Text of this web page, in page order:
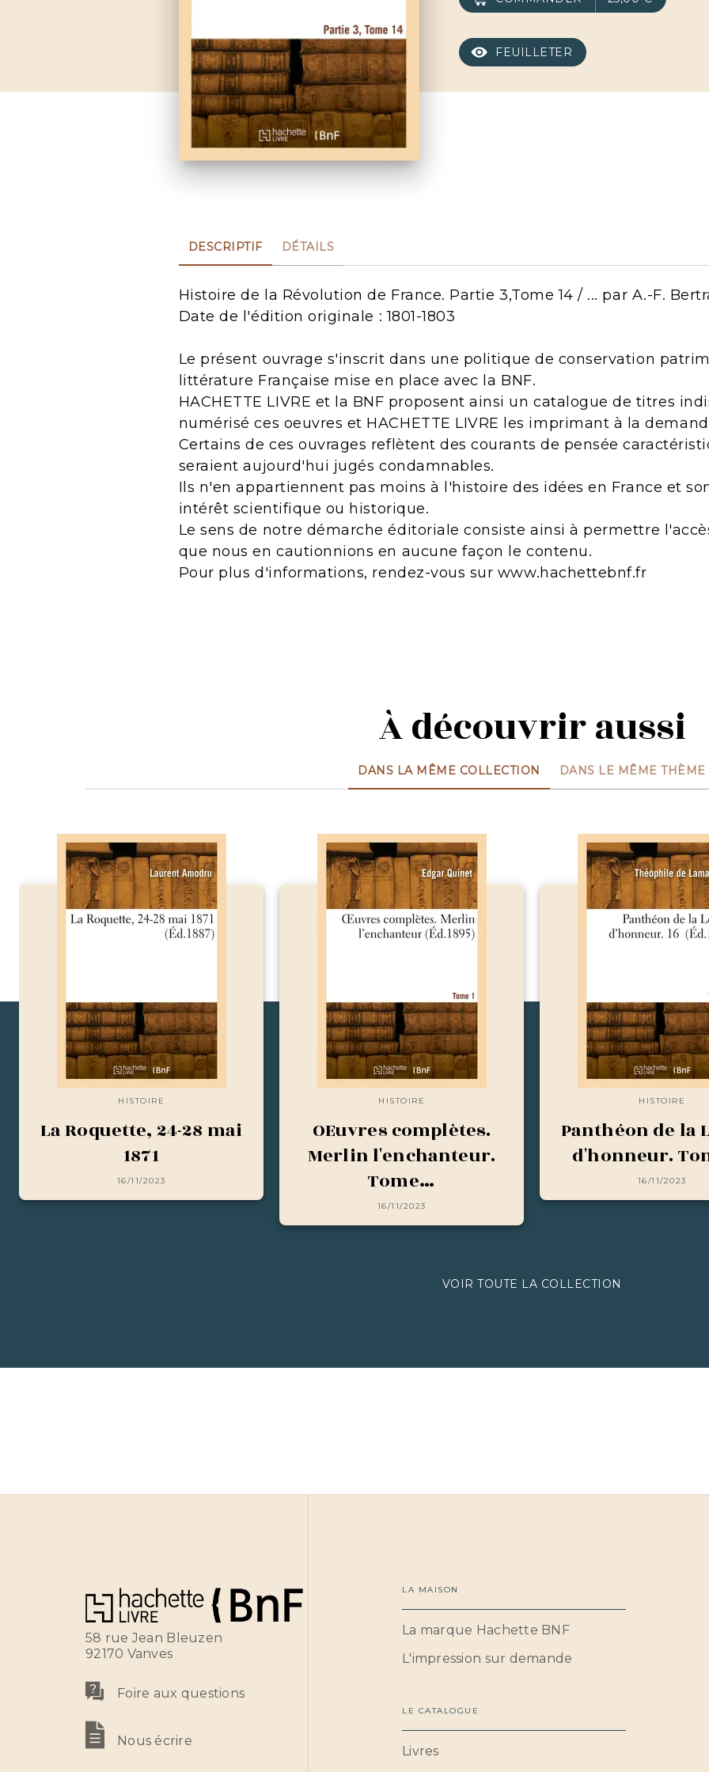
FEUILLETER
DESCRIPTIF DÉTAILS
Histoire de la Révolution de France. Partie 3,Tome 14 / ... par A.-F.
Date de l'édition originale : 1801-1803
Le présent ouvrage s'inscrit dans une politique de conservation
littérature Française mise en place avec la BNF.
HACHETTE LIVRE et la BNF proposent ainsi un catalogue de titres
numérisé ces oeuvres et HACHETTE LIVRE les imprimant à la
Certains de ces ouvrages reflètent des courants de pensée
seraient aujourd'hui jugés condamnables.
Ils n'en appartiennent pas moins à l'histoire des idées en France et
intérêt scientifique ou historique.
Le sens de notre démarche éditoriale consiste ainsi à permettre
que nous en cautionnions en aucune façon le contenu.
Pour plus d'informations, rendez-vous sur www.hachettebnf.fr
À découvrir aussi
DANS LA MÊME COLLECTION DANS LE MÊME THÈME
HISTOIRE
La Roquette, 24-28 mai
1871
16/11/2023
HISTOIRE
OEuvres complètes.
Merlin l'enchanteur.
Tome…
16/11/2023
HISTOIRE
Panthéon de la
d'honneur.
16/11/2023
VOIR TOUTE LA COLLECTION
58 rue Jean Bleuzen
92170 Vanves
Foire aux questions
Nous écrire
LA MAISON
La marque Hachette BNF
L'impression sur demande
LE CATALOGUE
Livres